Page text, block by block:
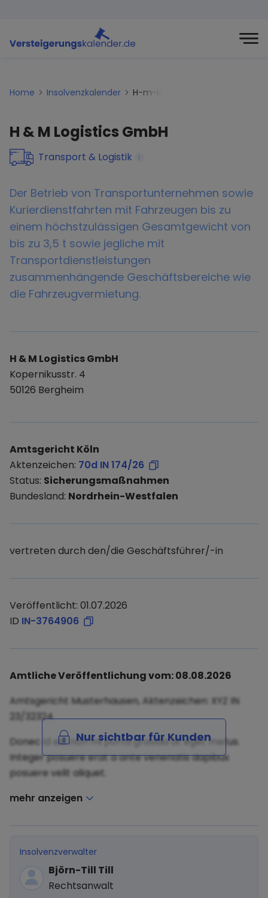
Home Insolvenzkalender H-m-logistics-gmbh
H & M Logistics GmbH
Transport & Logistik i
Der Betrieb von Transportunternehmen sowie
Kurierdienstfahrten mit Fahrzeugen bis zu
einem höchstzulässigen Gesamtgewicht von
bis zu 3,5 t sowie jegliche mit
Transportdienstleistungen
zusammenhängende Geschäftsbereiche wie
die Fahrzeugvermietung.
H & M Logistics GmbH
Kopernikusstr. 4
50126 Bergheim
Amtsgericht Köln
Aktenzeichen: 70d IN 174/26
Status: Sicherungsmaßnahmen
Bundesland: Nordrhein-Westfalen
vertreten durch den/die Geschäftsführer/-in
Veröffentlicht: 01.07.2026
ID IN-3764906
Amtliche Veröffentlichung vom: 08.08.2026
Amtsgericht Musterhausen, Aktenzeichen: XYZ IN
23/32324
Donec id elit non mi porta gravida at eget metus.
Integer posuere erat a ante venenatis dapibus
posuere velit aliquet.
Nur sichtbar für Kunden
mehr anzeigen
Insolvenzverwalter
Björn-Till Till
Rechtsanwalt